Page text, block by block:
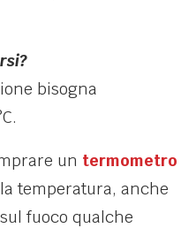
bisogna
un termometro
temperatura, anche
fuoco qualche